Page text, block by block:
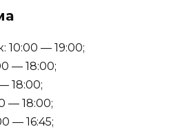
10:00 — 19:00;
— 18:00;
18:00;
— 18:00;
— 16:45;